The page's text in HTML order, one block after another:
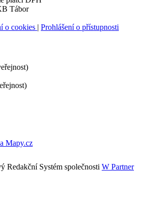
Tábor
o cookies | Prohlášení o přístupnosti
Redakční Systém společnosti W Partner